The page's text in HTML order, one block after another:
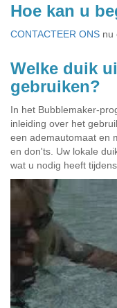
Hoe kan u
CONTACTEER ONS nu
Welke duik
gebruiken?
In het Bubblemaker-
inleiding over het
een ademautomaat en
en don'ts. Uw lokale
wat u nodig heeft